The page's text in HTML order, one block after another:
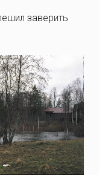
заверить